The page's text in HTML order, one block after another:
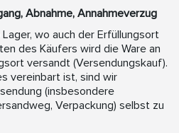
Abnahme, Annahmeverzug
wo auch der Erfüllungsort
des Käufers wird die Ware an
versandt (Versendungskauf).
vereinbart ist, sind wir
(insbesondere
Verpackung) selbst zu